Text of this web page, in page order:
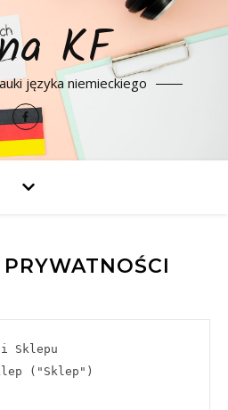
KF
języka niemieckiego
Sklepu
("Sklep")